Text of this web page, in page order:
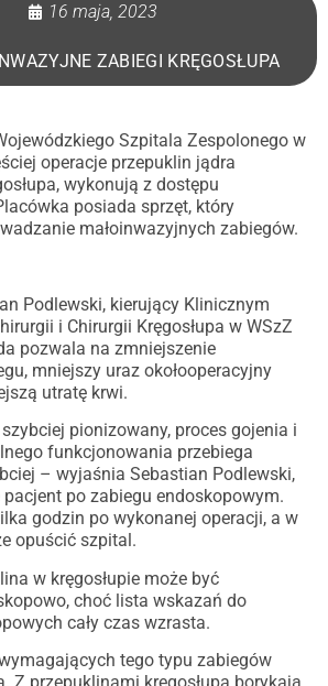
16 maja, 2023
ZABIEGI KRĘGOSŁUPA
Szpitala Zespolonego w
operacje przepuklin jądra
wykonują z dostępu
posiada sprzęt, który
małoinwazyjnych zabiegów.
Podlewski, kierujący Klinicznym
i Chirurgii Kręgosłupa w WSzZ
pozwala na zmniejszenie
mniejszy uraz okołooperacyjny
utratę krwi.
pionizowany, proces gojenia i
funkcjonowania przebiega
– wyjaśnia Sebastian Podlewski,
po zabiegu endoskopowym.
godzin po wykonanej operacji, a w
opuścić szpital.
w kręgosłupie może być
choć lista wskazań do
cały czas wzrasta.
tego typu zabiegów